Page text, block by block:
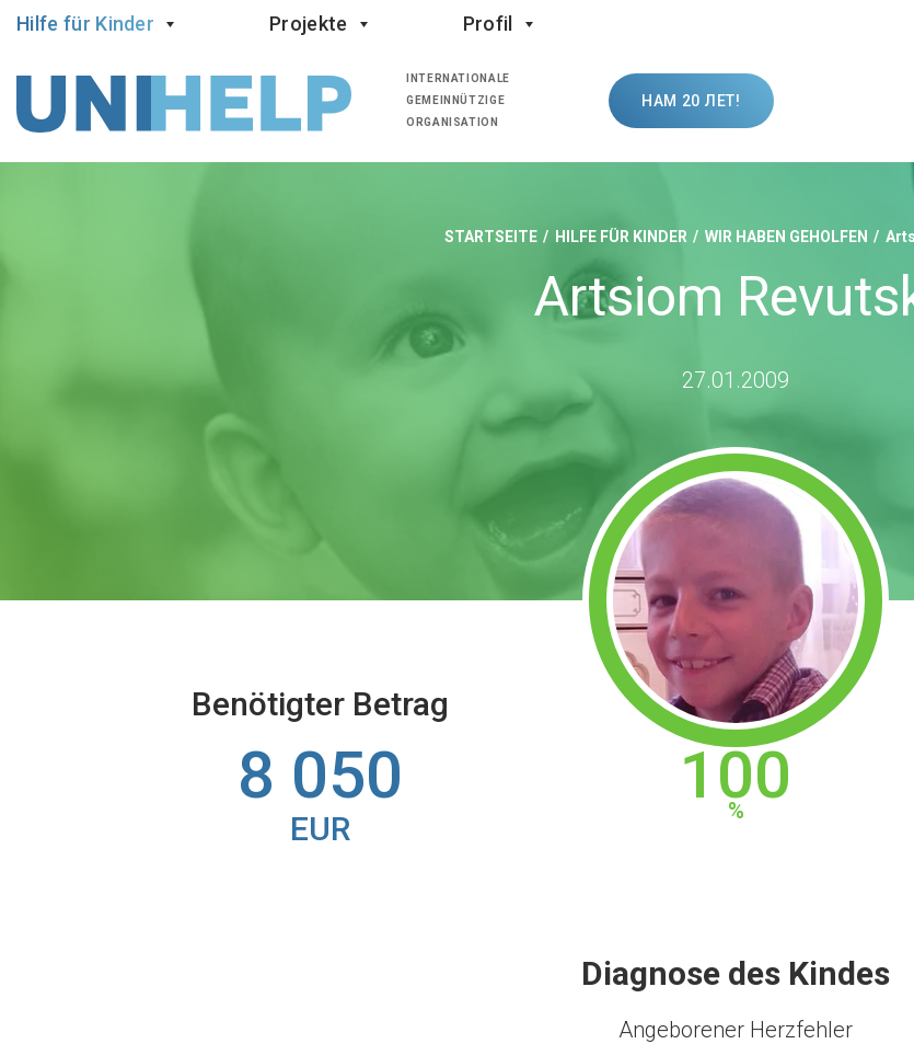
Hilfe für Kinder Projekte Profil
INTERNATIONALE
GEMEINNÜTZIGE
ORGANISATION
НАМ 20 ЛЕТ!
STARTSEITE HILFE FÜR KINDER WIR HABEN GEHOLFEN
Artsiom
27.01.2009
100
Benötigter Betrag
8 050
EUR
Diagnose des Kindes
Angeborener Herzfehler